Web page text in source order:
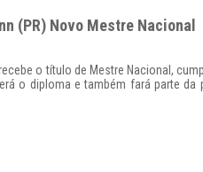
(PR) Novo Mestre Nacional
o título de Mestre Nacional,
o diploma e também fará parte da